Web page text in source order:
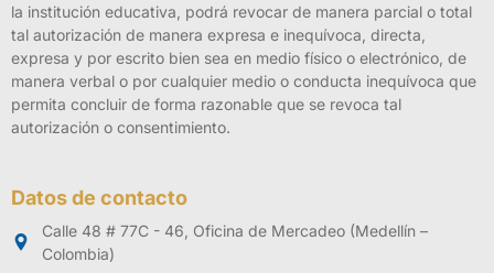
la institución educativa, podrá revocar de manera parcial o total
tal autorización de manera expresa e inequívoca, directa,
expresa y por escrito bien sea en medio físico o electrónico, de
manera verbal o por cualquier medio o conducta inequívoca que
permita concluir de forma razonable que se revoca tal
autorización o consentimiento.
Datos de contacto
Calle 48 # 77C - 46, Oficina de Mercadeo (Medellín –
Colombia)